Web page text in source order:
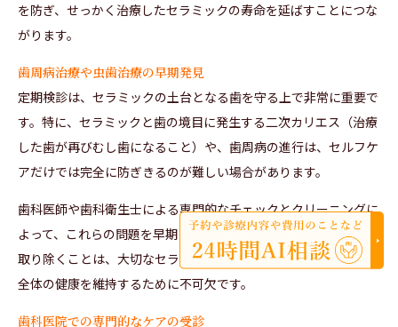
を防ぎ、せっかく治療したセラミックの寿命を延ばすことにつな
がります。
歯周病治療や虫歯治療の早期発見
定期検診は、セラミックの土台となる歯を守る上で非常に重要で
す。特に、セラミックと歯の境目に発生する二次カリエス（治療
した歯が再びむし歯になること）や、歯周病の進行は、セルフケ
アだけでは完全に防ぎきるのが難しい場合があります。
歯科医師や歯科衛生士による専門的なチェックとクリーニングに
よって、これらの問題を早期に発見できます。問題の根本原因を
取り除くことは、大切なセラミックを失うリスクを減らし、口腔
全体の健康を維持するために不可欠です。
歯科医院での専門的なケアの受診